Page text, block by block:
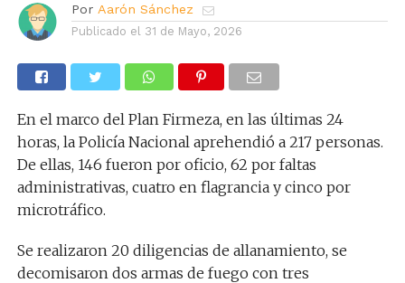
Por Aarón Sánchez
Publicado el 31 de Mayo, 2026
En el marco del Plan Firmeza, en las últimas 24
horas, la Policía Nacional aprehendió a 217 personas.
De ellas, 146 fueron por oficio, 62 por faltas
administrativas, cuatro en flagrancia y cinco por
microtráfico.
Se realizaron 20 diligencias de allanamiento, se
decomisaron dos armas de fuego con tres